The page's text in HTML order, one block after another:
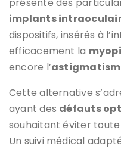
implants
dispositifs, insérés à
efficacement la
encore l’
Cette alternative
ayant des défauts
souhaitant éviter
Un suivi médical